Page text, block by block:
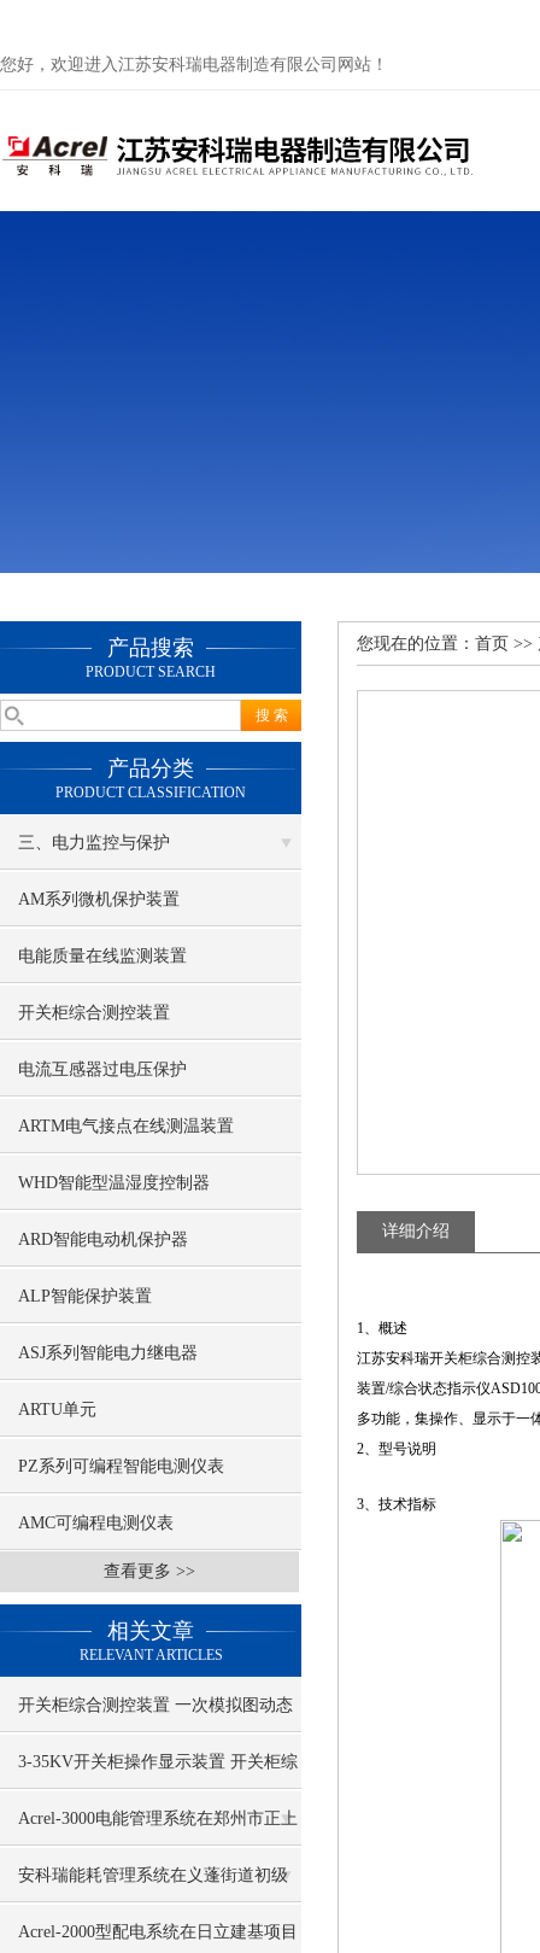
您好，欢迎进入江苏安科瑞电器制造有限公司网站！
产品搜索
PRODUCT SEARCH
产品分类
PRODUCT CLASSIFICATION
三、电力监控与保护
AM系列微机保护装置
电能质量在线监测装置
开关柜综合测控装置
电流互感器过电压保护
ARTM电气接点在线测温装置
WHD智能型温湿度控制器
ARD智能电动机保护器
ALP智能保护装置
ASJ系列智能电力继电器
ARTU单元
PZ系列可编程智能电测仪表
AMC可编程电测仪表
查看更多 >>
相关文章
RELEVANT ARTICLES
开关柜综合测控装置 一次模拟图动态
指示带485通讯
3-35KV开关柜操作显示装置 开关柜综
合测控装置
Acrel-3000电能管理系统在郑州市正上
置业有限公司项目的应用
安科瑞能耗管理系统在义蓬街道初级
中学扩建项目的应用
Acrel-2000型配电系统在日立建基项目
您现在的位置： 首页 >>
详细介绍
1、概述
江苏安科瑞开关柜综合测控
装置/综合状态指示仪
多功能，集操作、显示于一
2、型号说明
3、技术指标